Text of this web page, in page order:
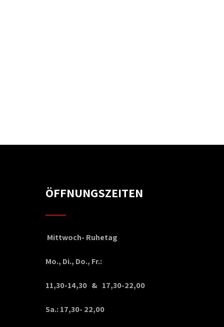
ÖFFNUNGSZEITEN
Mittwoch- Ruhetag
Mo., Di., Do., Fr.:
11,30-14,30 & 17,30-22,00
Sa.: 17,30- 22,00